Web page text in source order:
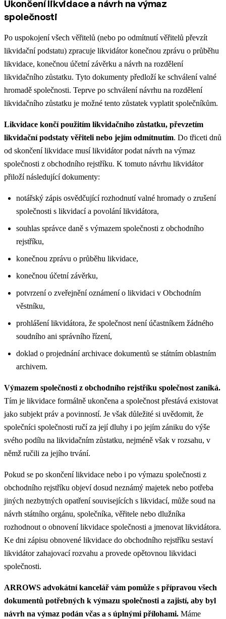
Ukončení likvidace a návrh na výmaz
společnosti
Po uspokojení všech věřitelů (nebo po odmítnutí věřitelů převzít
likvidační podstatu) zpracuje likvidátor konečnou zprávu o průběhu
likvidace, konečnou účetní závěrku a návrh na rozdělení
likvidačního zůstatku. Tyto dokumenty předloží ke schválení valné
hromadě společnosti. Teprve po schválení návrhu na rozdělení
likvidačního zůstatku je možné tento zůstatek vyplatit společníkům.
Likvidace končí použitím likvidačního zůstatku, převzetím
likvidační podstaty věřiteli nebo jejím odmítnutím. Do třiceti dnů
od skončení likvidace musí likvidátor podat návrh na výmaz
společnosti z obchodního rejstříku. K tomuto návrhu likvidátor
přiloží následující dokumenty:​
notářský zápis osvědčující rozhodnutí valné hromady o zrušení
společnosti s likvidací a povolání likvidátora,
souhlas správce daně s výmazem společnosti z obchodního
rejstříku,
konečnou zprávu o průběhu likvidace,
konečnou účetní závěrku,
potvrzení o zveřejnění oznámení o likvidaci v Obchodním
věstníku,
prohlášení likvidátora, že společnost není účastníkem žádného
soudního ani správního řízení,
doklad o projednání archivace dokumentů se státním oblastním
archivem.
Výmazem společnosti z obchodního rejstříku společnost zaniká.
Tím je likvidace formálně ukončena a společnost přestává existovat
jako subjekt práv a povinností. Je však důležité si uvědomit, že
společníci společnosti ručí za její dluhy i po jejím zániku do výše
svého podílu na likvidačním zůstatku, nejméně však v rozsahu, v
němž ručili za jejího trvání.​
Pokud se po skončení likvidace nebo i po výmazu společnosti z
obchodního rejstříku objeví dosud neznámý majetek nebo potřeba
jiných nezbytných opatření souvisejících s likvidací, může soud na
návrh státního orgánu, společníka, věřitele nebo dlužníka
rozhodnout o obnovení likvidace společnosti a jmenovat likvidátora.
Ke dni zápisu obnovené likvidace do obchodního rejstříku sestaví
likvidátor zahajovací rozvahu a provede opětovnou likvidaci
společnosti.
ARROWS advokátní kancelář vám pomůže s přípravou všech
dokumentů potřebných k výmazu společnosti a zajistí, aby byl
návrh na výmaz podán včas a s úplnými přílohami. Máme